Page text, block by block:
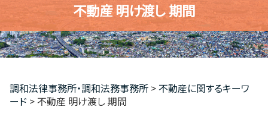
不動産 明け渡し 期間
調和法律事務所・調和法務事務所 >不動産に関するキーワ
ード > 不動産 明け渡し 期間